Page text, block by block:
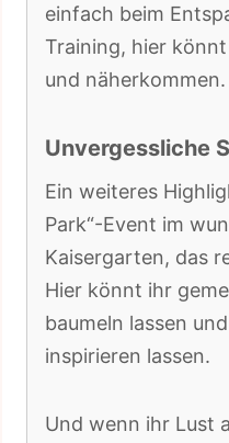
einfach beim
Training, hier
und näherkommen.
Unvergessliche
Ein weiteres
Park“-Event im
Kaisergarten, das
Hier könnt ihr
baumeln lassen
inspirieren lassen.
Und wenn ihr Lust